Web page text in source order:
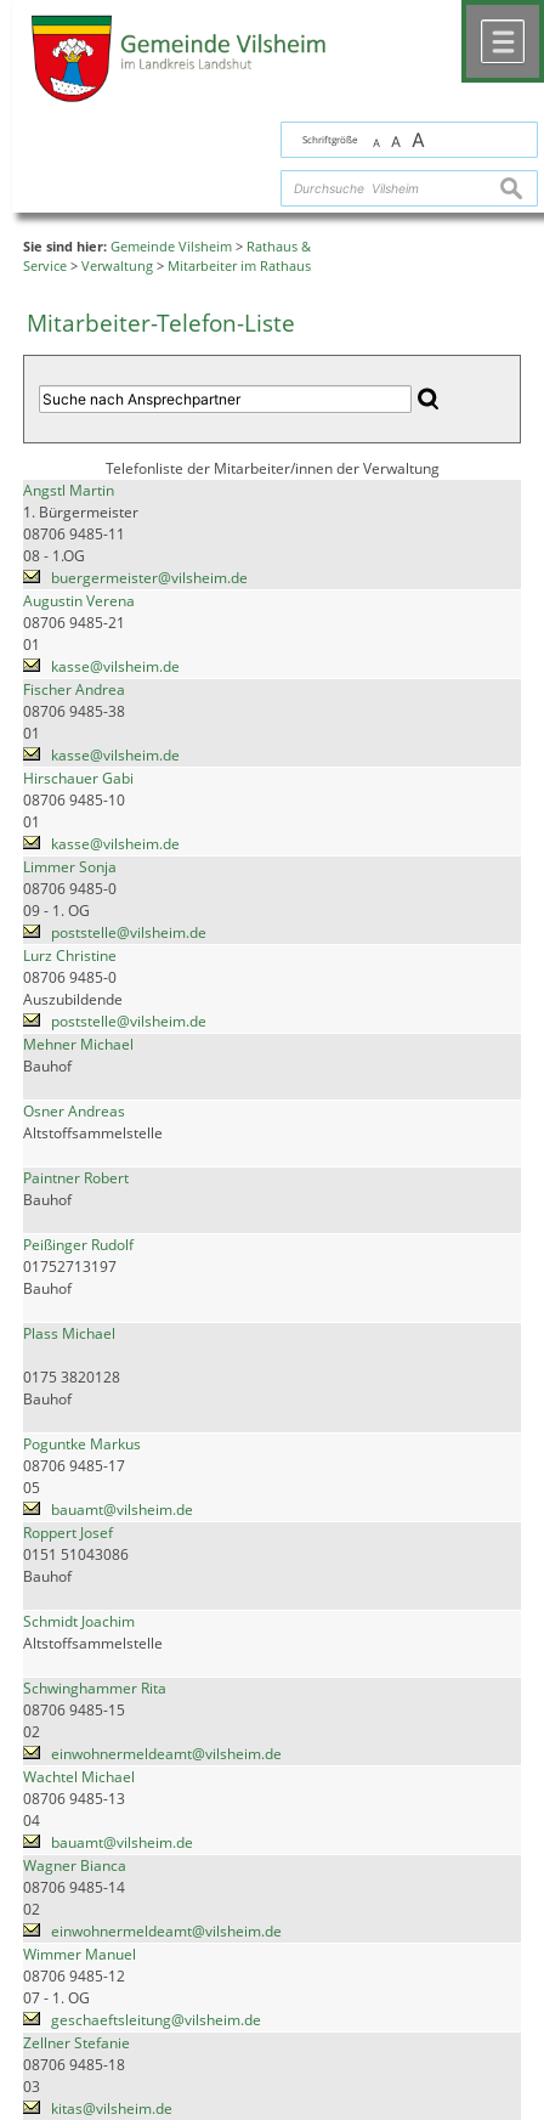
Schriftgröße A A A
Sie sind hier: Gemeinde Vilsheim > Rathaus &
Service > Verwaltung > Mitarbeiter im Rathaus
Mitarbeiter-Telefon-Liste
Telefonliste der Mitarbeiter/innen der Verwaltung
Angstl Martin
1. Bürgermeister
08706 9485-11
08 - 1.OG
buergermeister@vilsheim.de
Augustin Verena
08706 9485-21
01
kasse@vilsheim.de
Fischer Andrea
08706 9485-38
01
kasse@vilsheim.de
Hirschauer Gabi
08706 9485-10
01
kasse@vilsheim.de
Limmer Sonja
08706 9485-0
09 - 1. OG
poststelle@vilsheim.de
Lurz Christine
08706 9485-0
Auszubildende
poststelle@vilsheim.de
Mehner Michael
Bauhof
Osner Andreas
Altstoffsammelstelle
Paintner Robert
Bauhof
Peißinger Rudolf
01752713197
Bauhof
Plass Michael
0175 3820128
Bauhof
Poguntke Markus
08706 9485-17
05
bauamt@vilsheim.de
Roppert Josef
0151 51043086
Bauhof
Schmidt Joachim
Altstoffsammelstelle
Schwinghammer Rita
08706 9485-15
02
einwohnermeldeamt@vilsheim.de
Wachtel Michael
08706 9485-13
04
bauamt@vilsheim.de
Wagner Bianca
08706 9485-14
02
einwohnermeldeamt@vilsheim.de
Wimmer Manuel
08706 9485-12
07 - 1. OG
geschaeftsleitung@vilsheim.de
Zellner Stefanie
08706 9485-18
03
kitas@vilsheim.de